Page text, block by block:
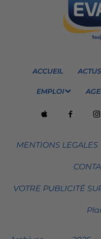
ACCUEIL
EMPLOI
MENTIONS LEGALES
VOTRE PUBLICITÉ